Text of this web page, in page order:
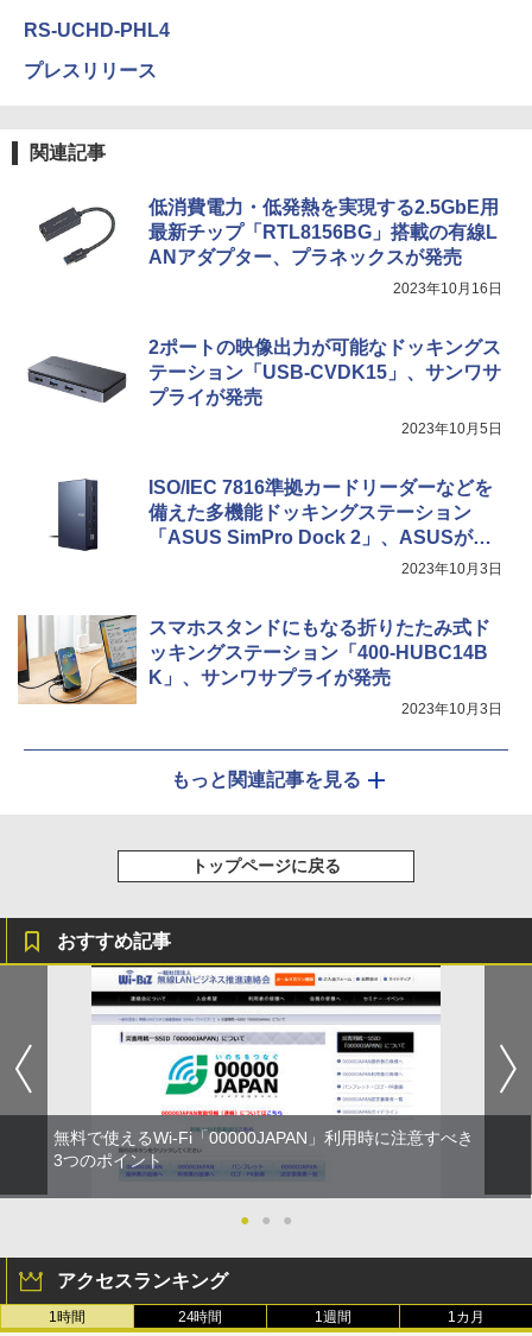
RS-UCHD-PHL4
プレスリリース
関連記事
低消費電力・低発熱を実現する2.5GbE用
最新チップ「RTL8156BG」搭載の有線L
ANアダプター、プラネックスが発売
2023年10月16日
2ポートの映像出力が可能なドッキングス
テーション「USB-CVDK15」、サンワサ
プライが発売
2023年10月5日
ISO/IEC 7816準拠カードリーダーなどを
備えた多機能ドッキングステーション
「ASUS SimPro Dock 2」、ASUSが発
2023年10月3日
スマホスタンドにもなる折りたたみ式ド
ッキングステーション「400-HUBC14B
K」、サンワサプライが発売
2023年10月3日
もっと関連記事を見る
トップページに戻る
おすすめ記事
無料で使えるWi-Fi「00000JAPAN」利用時に注意すべき
3つのポイント
● ● ●
アクセスランキング
1時間 24時間 1週間 1カ月